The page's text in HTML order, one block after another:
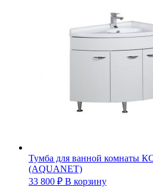
Тумба для ванной комнаты
(AQUANET)
33 800 ₽ В корзину